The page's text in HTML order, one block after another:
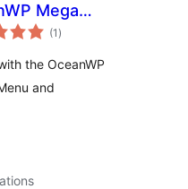
Mega
(1 total
ratings
)
the OceanWP
and